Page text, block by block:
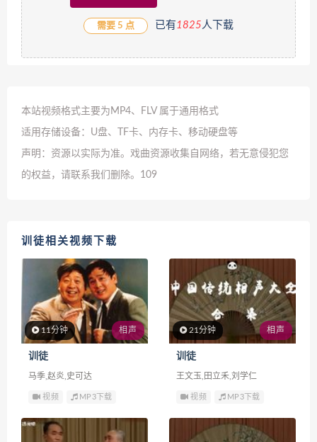
需要 5 点 已有 1825人下载
本站视频格式主要为MP4、FLV 属于通用格式
适用存储设备：U盘、TF卡、内存卡、移动硬盘等
声明：资源以实际为准。戏曲资源收集自网络，若无意侵犯您
的权益，请联系我们删除。 109
训徒相关视频下载
11分钟 相声
训徒
马季,赵炎,史可达
视频 MP3下载
21分钟 相声
训徒
王文玉,田立禾,刘学仁
视频 MP3下载